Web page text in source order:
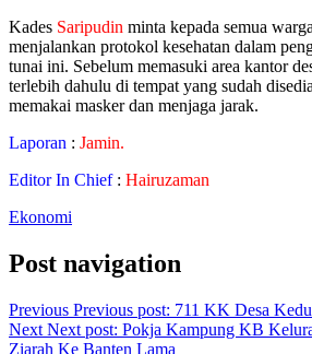
Kades Saripudin minta kepada semua
menjalankan protokol kesehatan dalam
tunai ini. Sebelum memasuki area kantor
terlebih dahulu di tempat yang sudah
memakai masker dan menjaga jarak.
Laporan : Jamin.
Editor In Chief: Hairuzaman
Ekonomi
Post navigation
Previous Previous post: 711 KK Desa
Next Next post: Pokja Kampung KB
Ziarah Ke Banten Lama